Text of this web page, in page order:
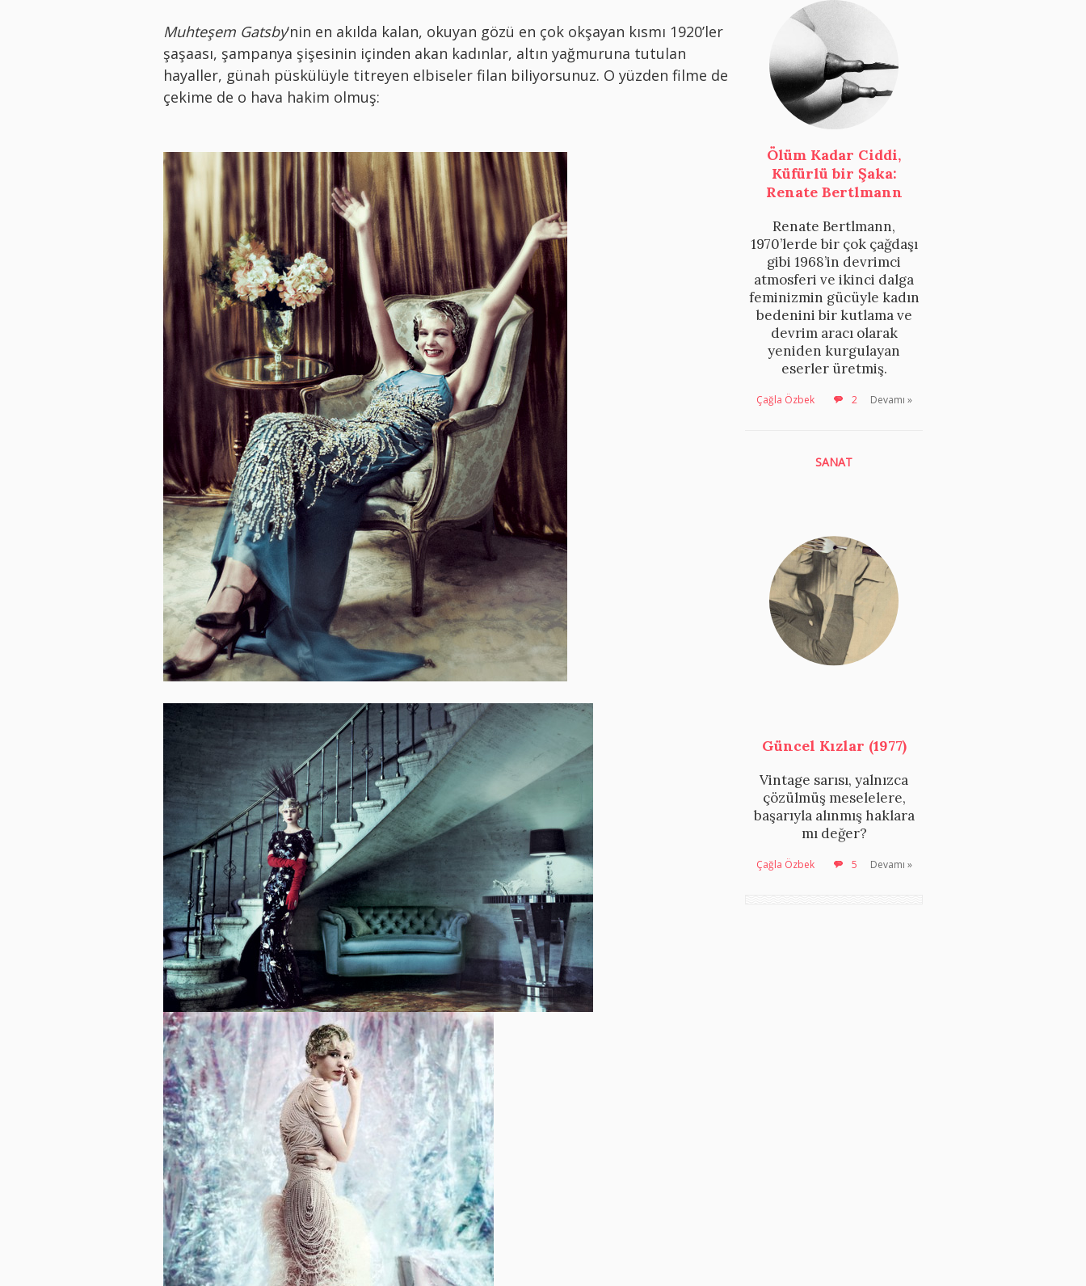
Muhteşem Gatsby‘nin en akılda kalan, okuyan gözü en çok okşayan kısmı 1920’ler
şaşaası, şampanya şişesinin içinden akan kadınlar, altın yağmuruna tutulan
hayaller, günah püskülüyle titreyen elbiseler filan biliyorsunuz. O yüzden filme de
çekime de o hava hakim olmuş:
Ölüm Kadar Ciddi,
Küfürlü bir Şaka:
Renate Bertlmann
Renate Bertlmann,
1970’lerde bir çok çağdaşı
gibi 1968’in devrimci
atmosferi ve ikinci dalga
feminizmin gücüyle kadın
bedenini bir kutlama ve
devrim aracı olarak
yeniden kurgulayan
eserler üretmiş.
Çağla Özbek 2 Devamı »
SANAT
Güncel Kızlar (1977)
Vintage sarısı, yalnızca
çözülmüş meselelere,
başarıyla alınmış haklara
mı değer?
Çağla Özbek 5 Devamı »